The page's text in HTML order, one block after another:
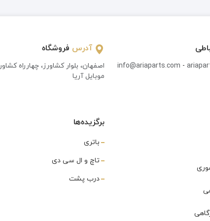
info@ariaparts.com -
آدرس فروشگاه
اصفهان، بلوار کشاورز، چهارراه
موبایل آریا
برگزیده‌ها
باتری
تاچ و ال سی دی
درب پشت